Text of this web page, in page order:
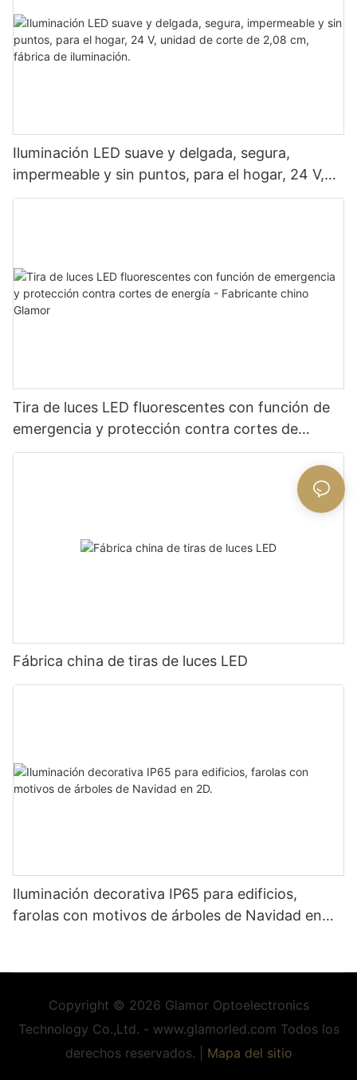
Iluminación LED suave y delgada, segura,
impermeable y sin puntos, para el hogar, 24 V,
unidad de corte de 2,08 cm, fábrica de
Tira de luces LED fluorescentes con función de
emergencia y protección contra cortes de
energía - Fabricante chino Glamor
Fábrica china de tiras de luces LED
Iluminación decorativa IP65 para edificios,
farolas con motivos de árboles de Navidad en
Copyright © 2026 Glamor Optoelectronics
Technology Co.,Ltd. - www.glamorled.com Todos los
derechos reservados. |
Mapa del sitio